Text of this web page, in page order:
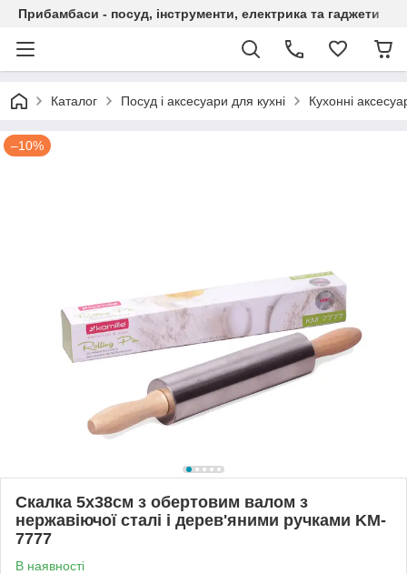
Прибамбаси - посуд, інструменти, електрика та гаджети
Каталог Посуд і аксесуари для кухні Кухонні
–10%
Скалка 5х38см з обертовим валом з
нержавіючої сталі і дерев'яними ручками KM-
7777
В наявності